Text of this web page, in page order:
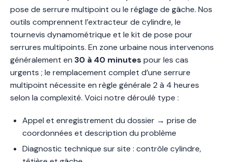
pose de serrure multipoint ou le réglage de gâche. Nos
outils comprennent l’extracteur de cylindre, le
tournevis dynamométrique et le kit de pose pour
serrures multipoints. En zone urbaine nous intervenons
généralement en 30 à 40 minutes pour les cas
urgents ; le remplacement complet d’une serrure
multipoint nécessite en règle générale 2 à 4 heures
selon la complexité. Voici notre déroulé type :
Appel et enregistrement du dossier → prise de
coordonnées et description du problème
Diagnostic technique sur site : contrôle cylindre,